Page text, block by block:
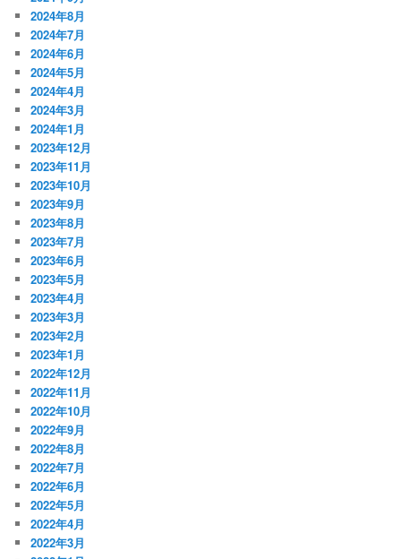
2024年8月
2024年7月
2024年6月
2024年5月
2024年4月
2024年3月
2024年1月
2023年12月
2023年11月
2023年10月
2023年9月
2023年8月
2023年7月
2023年6月
2023年5月
2023年4月
2023年3月
2023年2月
2023年1月
2022年12月
2022年11月
2022年10月
2022年9月
2022年8月
2022年7月
2022年6月
2022年5月
2022年4月
2022年3月